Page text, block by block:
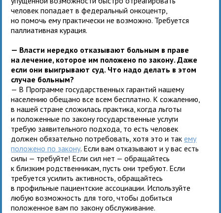
человек попадает в федеральный онкоцентр,
но помочь ему практически не возможно. Требуется
паллиативная курация.
— Власти нередко отказывают больным в праве
на лечение, которое им положено по закону. Даже
если они выигрывают суд. Что надо делать в этом
случае больным?
— В Программе государственных гарантий нашему
населению обещано все всем бесплатно. К сожалению,
в нашей стране сложилась практика, когда льготы
и положенные по закону государственные услуги
требую заявительного подхода, то есть человек
должен обязательно потребовать, хотя это и такему
положено по закону. Если вам отказывают и у вас есть
силы — требуйте! Если сил нет — обращайтесь
к близким родственникам, пусть они требуют. Если
требуется усилить активность, обращайтесь
в профильные пациентские ассоциации. Используйте
любую возможность для того, чтобы добиться
положенное вам по закону обслуживание.